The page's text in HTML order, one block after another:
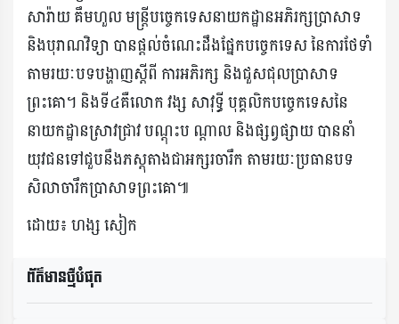
សារ៉ាយ គឹមហួល មន្ត្រីបច្ចេកទេសនាយកដ្ឋានអភិរក្សប្រាសាទ
និងបុរាណវិទ្យា បានផ្តល់ចំណេះដឹងផ្នែកបច្ចេកទេស នៃការថែទាំ
តាមរយៈបទបង្ហាញស្តីពី ការអភិរក្ស និងជួសជុលប្រាសាទ
ព្រះគោ។ និងទី៤គឺលោក វង្ស សាវុទ្ធី បុគ្គលិកបច្ចេកទេសនៃ
នាយកដ្ឋានស្រាវជ្រាវ បណ្តុះប ណ្តាល និងផ្សព្វផ្សាយ បាននាំ
យុវជនទៅជួបនឹងភស្តុតាងជាអក្សរចារឹក តាមរយៈប្រធានបទ
សិលាចារឹកប្រាសាទព្រះគោ៕
ដោយ៖ ហង្ស សៀក
ព័ត៌មានថ្មីបំផុត​